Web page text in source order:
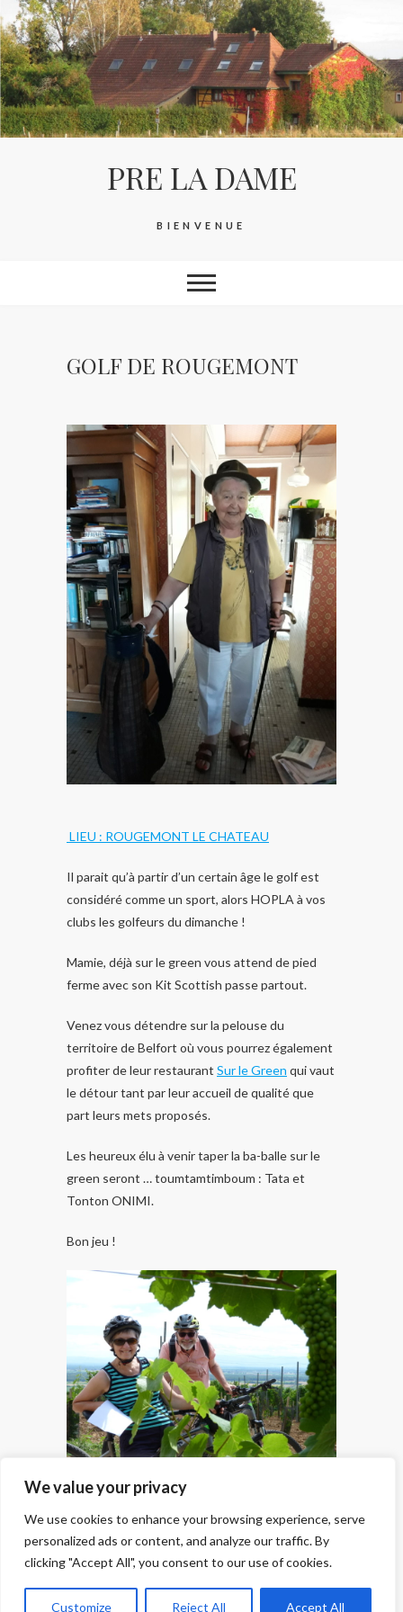
We value your privacy
We use cookies to enhance your browsing experience, serve
personalized ads or content, and analyze our traffic. By
clicking "Accept All", you consent to our use of cookies.
Customize Reject All Accept All
Skip
to
content
PRE LA DAME
BIENVENUE
GOLF DE ROUGEMONT
LIEU : ROUGEMONT LE CHATEAU
Il parait qu’à partir d’un certain âge le golf est
considéré comme un sport, alors HOPLA à vos
clubs les golfeurs du dimanche !
Mamie, déjà sur le green vous attend de pied
ferme avec son Kit Scottish passe partout.
Venez vous détendre sur la pelouse du
territoire de Belfort où vous pourrez également
profiter de leur restaurant Sur le Green qui vaut
le détour tant par leur accueil de qualité que
part leurs mets proposés.
Les heureux élu à venir taper la ba-balle sur le
green seront … toumtamtimboum : Tata et
Tonton ONIMI.
Bon jeu !
© 2026 PRE LA DAME| Designed by: Theme